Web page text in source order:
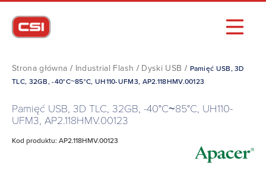
Strona główna / Industrial Flash / Dyski USB / Pamięć USB, 3D
TLC, 32GB, -40°C~85°C, UH110-UFM3, AP2.118HMV.00123
Pamięć USB, 3D TLC, 32GB, -40°C~85°C, UH110-
UFM3, AP2.118HMV.00123
Kod produktu: AP2.118HMV.00123